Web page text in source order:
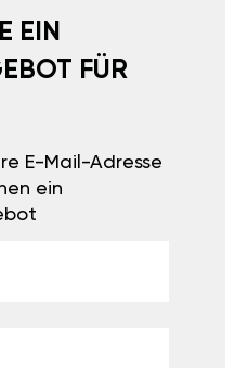
EIN
FÜR
E-Mail-Adresse
ein